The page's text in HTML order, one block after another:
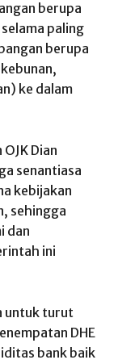
berupa
paling
berupa
ke dalam
Dian
senantiasa
kebijakan
sehingga
dan
ini
untuk turut
DHE
bank baik